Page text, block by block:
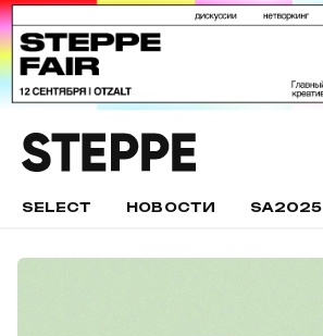
SELECT НОВОСТИ SA2025